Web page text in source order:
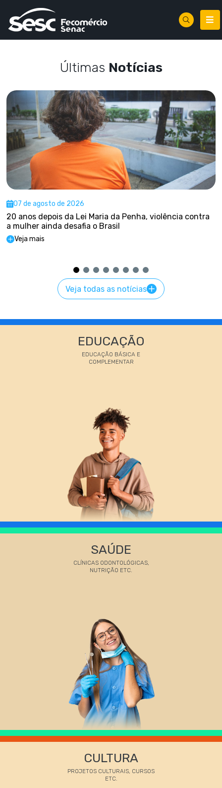
Últimas Notícias
07 de agosto de 2026
20 anos depois da Lei Maria da Penha, violência contra
a mulher ainda desafia o Brasil
Veja mais
Veja todas as notícias
EDUCAÇÃO
EDUCAÇÃO BÁSICA E
COMPLEMENTAR
SAÚDE
CLÍNICAS ODONTOLÓGICAS,
NUTRIÇÃO ETC.
CULTURA
PROJETOS CULTURAIS, CURSOS
ETC.